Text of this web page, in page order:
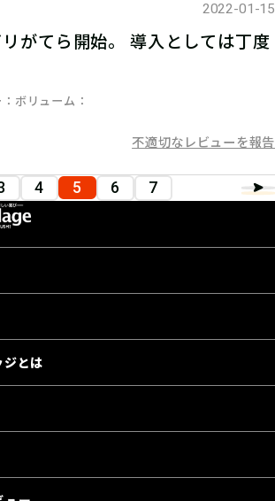
2022-01-15
がてら開始。 導入としては丁度
ボリューム
不適切なレビューを報告
4 5 6 7
ジとは